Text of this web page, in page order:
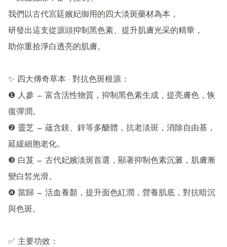
我們以古代宮廷嬪妃御用的四大淡斑藥材為本，
研發出這支從源頭抑制黑色素、提升肌膚光采的精華，
助你重拾淨白透亮的肌膚。
✨ 四大傳奇草本 · 對抗色斑根源：
❶ 人參 — 富含活性物質，抑制黑色素生成，提亮膚色，恢
復彈潤。
❷ 靈芝 — 蘊含鎂、鋅等多醣體，抗老淡斑，消除自由基，
延緩細胞老化。
❸ 白芨 — 古代妃嬪淡斑首選，顯著抑制色素沉澱，肌膚漸
變白皙光滑。
❹ 當歸 — 活血養顏，提升面色紅潤，營養肌底，對抗暗沉
與色斑。
✅ 主要功效：